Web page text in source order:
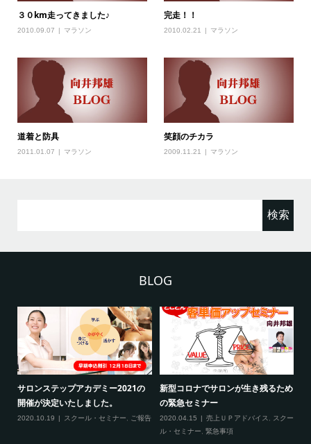
３０km走ってきました♪
2010.09.07 マラソン
完走！！
2010.02.21 マラソン
道着と防具
2011.01.07 マラソン
笑顔のチカラ
2009.11.21 マラソン
BLOG
サロンステップアカデミー2021の
開催が決定いたしました。
2020.10.19 スクール・セミナー ご報告
新型コロナでサロンが生き残るため
の緊急セミナー
2020.04.15 売上ＵＰアドバイス
スクー
ル・セミナー
緊急事項